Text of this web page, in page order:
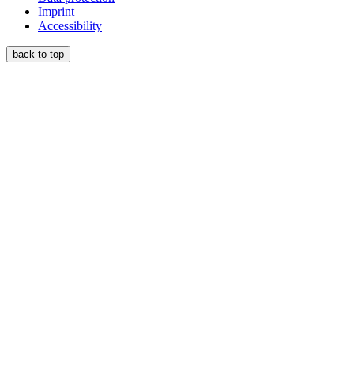
Imprint
Accessibility
back to top